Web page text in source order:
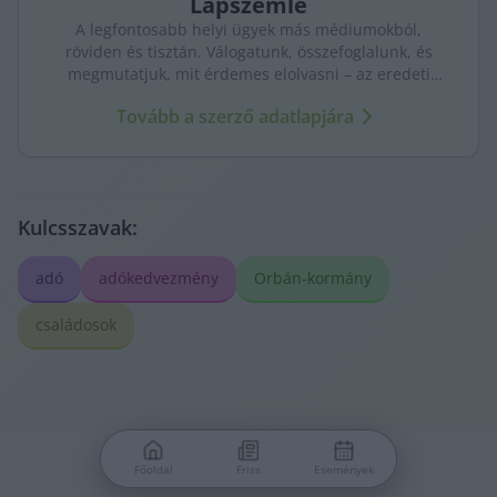
A legfontosabb helyi ügyek más médiumokból,
röviden és tisztán. Válogatunk, összefoglalunk, és
megmutatjuk, mit érdemes elolvasni – az eredeti
Tovább a szerző adatlapjára
Kulcsszavak:
adó adókedvezmény Orbán-kormány
családosok
Főoldal Friss Események